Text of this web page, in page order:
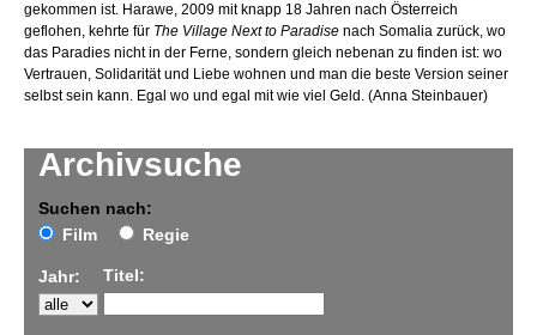
Archivsuche
Suchen nach:
Film
Regie
Jahr: Titel:
gekommen ist. Harawe, 2009 mit knapp 18 Jahren nach Österreich
geflohen, kehrte für The Village Next to Paradise nach Somalia zurück, wo
das Paradies nicht in der Ferne, sondern gleich nebenan zu finden ist: wo
Vertrauen, Solidarität und Liebe wohnen und man die beste Version seiner
selbst sein kann. Egal wo und egal mit wie viel Geld. (Anna Steinbauer)